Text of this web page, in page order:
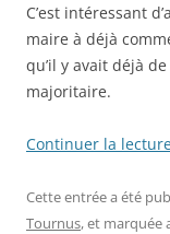
C’est intéressant
maire à déjà
qu’il y avait déjà
majoritaire.
Continuer la
Cette entrée a été
Tournus, et marquée